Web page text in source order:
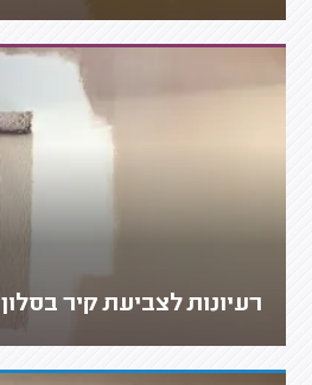
רעיונות לצביעת קיר בסלון